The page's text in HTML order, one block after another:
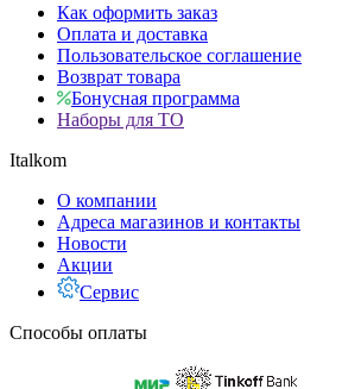
Как оформить заказ
Оплата и доставка
Пользовательское соглашение
Возврат товара
Бонусная программа
Наборы для ТО
Italkom
О компании
Адреса магазинов и контакты
Новости
Акции
Сервис
Способы оплаты